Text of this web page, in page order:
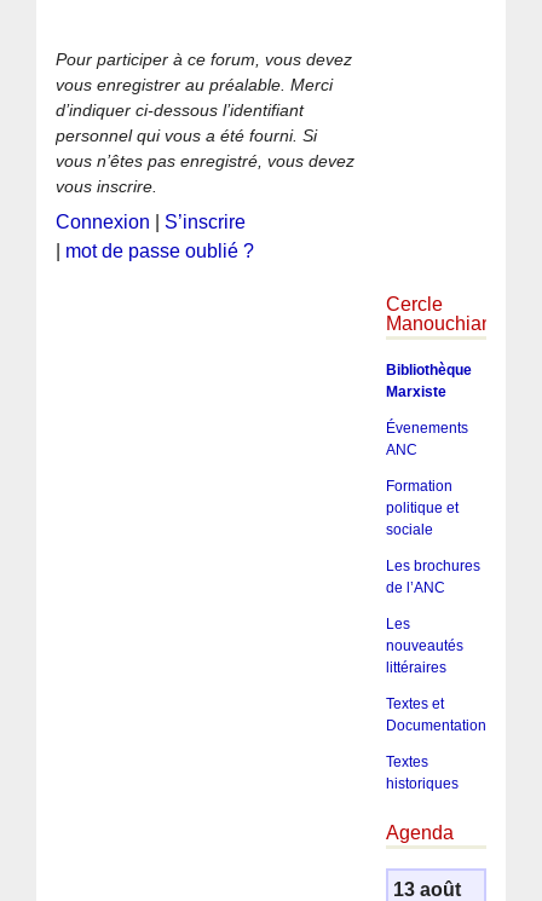
Pour participer à ce forum, vous devez
vous enregistrer au préalable. Merci
d’indiquer ci-dessous l’identifiant
personnel qui vous a été fourni. Si
vous n’êtes pas enregistré, vous devez
vous inscrire.
Connexion
S’inscrire
mot de passe oublié ?
Cercle
Manouchian
Bibliothèque
Marxiste
Évenements
ANC
Formation
politique et
sociale
Les brochures
de l’ANC
Les
nouveautés
littéraires
Textes et
Documentation
Textes
historiques
Agenda
13 août